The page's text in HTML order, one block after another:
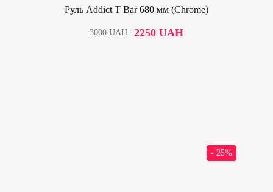
Руль Addict T Bar 680 мм (Chrome)
2250UAH
3000UAH
- 25%